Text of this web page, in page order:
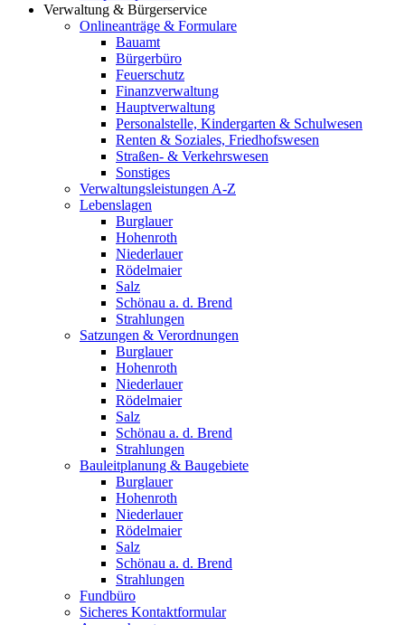
Verwaltung & Bürgerservice
Onlineanträge & Formulare
Bauamt
Bürgerbüro
Feuerschutz
Finanzverwaltung
Hauptverwaltung
Personalstelle, Kindergarten & Schulwesen
Renten & Soziales, Friedhofswesen
Straßen- & Verkehrswesen
Sonstiges
Verwaltungsleistungen A-Z
Lebenslagen
Burglauer
Hohenroth
Niederlauer
Rödelmaier
Salz
Schönau a. d. Brend
Strahlungen
Satzungen & Verordnungen
Burglauer
Hohenroth
Niederlauer
Rödelmaier
Salz
Schönau a. d. Brend
Strahlungen
Bauleitplanung & Baugebiete
Burglauer
Hohenroth
Niederlauer
Rödelmaier
Salz
Schönau a. d. Brend
Strahlungen
Fundbüro
Sicheres Kontaktformular